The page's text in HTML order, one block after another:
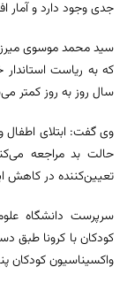
جدی وجود دارد و آمار
سید محمد موسوی
سال روز به روز کمتر
حالت بد مراجعه
تعیین‌کننده‌ در کاهش
سرپرست دانشگاه
کودکان با کرونا طبق
واکسیناسیون کودکان پنج تا ۱۲ سال